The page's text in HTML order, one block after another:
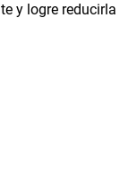
y logre reducirla